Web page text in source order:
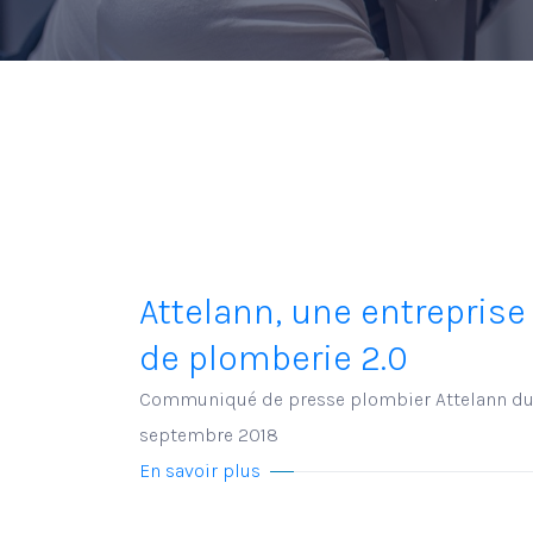
Attelann, une entreprise
de plomberie 2.0
Communiqué de presse plombier Attelann du
septembre 2018
En savoir plus